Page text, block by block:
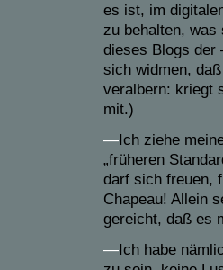
es ist, im
zu behalten,
dieses Blogs der
sich widmen,
veralbern: kriegt
mit.)
—Ich ziehe
„früheren
darf sich freuen,
Chapeau! Allein
gereicht, daß es
—Ich habe